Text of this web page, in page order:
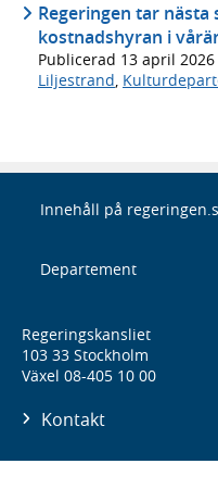
Regeringen tar nästa
kostnadshyran i
Publicerad 13 april 2026
Liljestrand,
Innehåll på
Departement
Regeringskansliet
103 33 Stockholm
Växel 08-405 10 00
Kontakt